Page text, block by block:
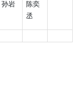
孙岩
陈奕
丞